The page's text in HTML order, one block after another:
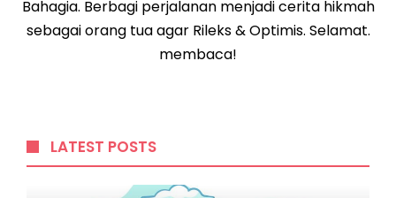
Bahagia. Berbagi perjalanan menjadi cerita hikmah
sebagai orang tua agar Rileks & Optimis. Selamat.
membaca!
LATEST POSTS